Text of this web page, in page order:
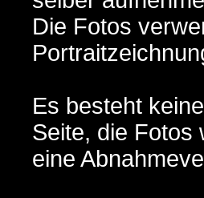
Die Fotos
Es besteht
Seite, die Fotos
eine